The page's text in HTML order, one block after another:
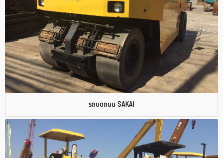
รถบดถนน SAKAI